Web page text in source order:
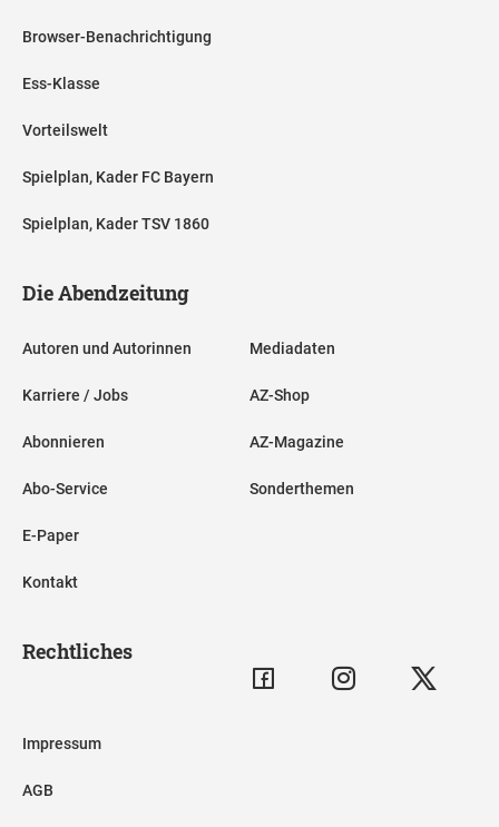
Browser-Benachrichtigung
Ess-Klasse
Vorteilswelt
Spielplan, Kader FC Bayern
Spielplan, Kader TSV 1860
Die Abendzeitung
Autoren und Autorinnen
Karriere / Jobs
Abonnieren
Abo-Service
E-Paper
Kontakt
Mediadaten
AZ-Shop
AZ-Magazine
Sonderthemen
Rechtliches
Impressum
AGB